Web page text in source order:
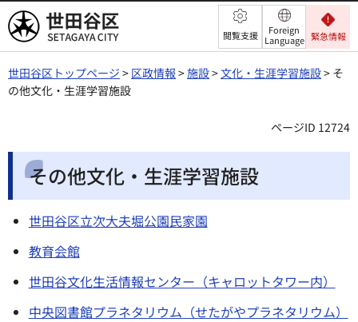
世田谷区 閲覧支援
Foreign
Language 緊急情報
世田谷区トップページ > 区政情報 >施設>文化・生涯学習施設> そ
の他文化・生涯学習施設
ページID 12724
その他文化・生涯学習施設
世田谷区立次大夫堀公園民家園
教育会館
世田谷文化生活情報センター（キャロットタワー内）
中央図書館プラネタリウム（せたがやプラネタリウム）